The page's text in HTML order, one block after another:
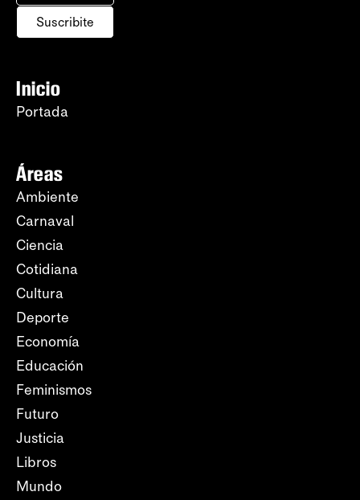
Suscribite
Inicio
Portada
Áreas
Ambiente
Carnaval
Ciencia
Cotidiana
Cultura
Deporte
Economía
Educación
Feminismos
Futuro
Justicia
Libros
Mundo